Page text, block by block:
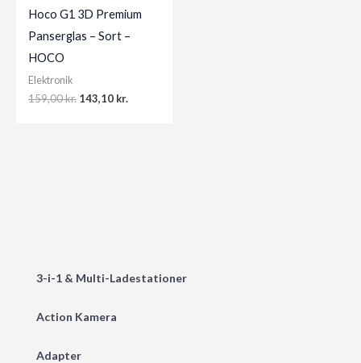
3-i-1 & Multi-Ladestationer
Action Kamera
Adapter
Hoco G1 3D Premium
Panserglas – Sort –
HOCO
Elektronik
159,00kr. Original
143,10 kr.Current